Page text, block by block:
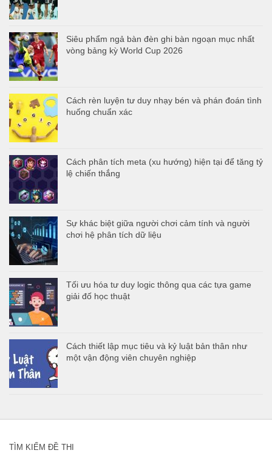
Siêu phẩm ngả bàn đèn ghi bàn ngoạn mục nhất
vòng bảng kỳ World Cup 2026
Cách rèn luyện tư duy nhạy bén và phán đoán tình
huống chuẩn xác
Cách phân tích meta (xu hướng) hiện tại để tăng tỷ
lệ chiến thắng
Sự khác biệt giữa người chơi cảm tính và người
chơi hệ phân tích dữ liệu
Tối ưu hóa tư duy logic thông qua các tựa game
giải đố học thuật
Cách thiết lập mục tiêu và kỷ luật bản thân như
một vận động viên chuyên nghiệp
TÌM KIẾM ĐỀ THI